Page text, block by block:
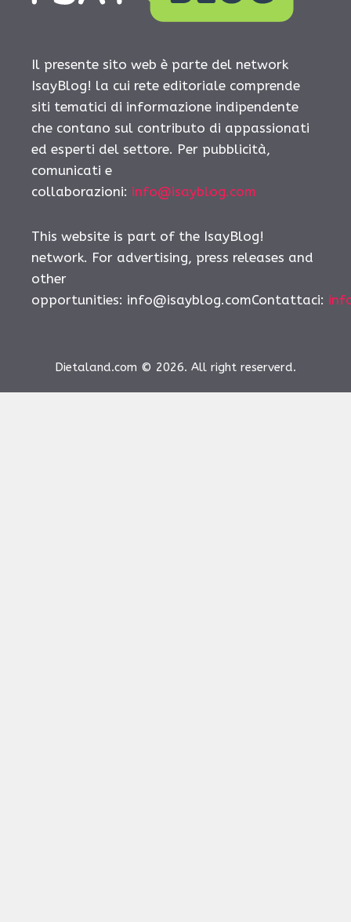
Il presente sito web è parte del network
IsayBlog! la cui rete editoriale comprende
siti tematici di informazione indipendente
che contano sul contributo di appassionati
ed esperti del settore. Per pubblicità,
comunicati e
collaborazioni: info@isayblog.com
This website is part of the IsayBlog!
network. For advertising, press releases and
other
opportunities: info@isayblog.comContattaci:
Dietaland.com © 2026. All right reserverd.